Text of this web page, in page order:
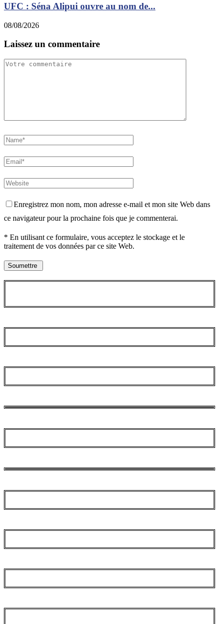
UFC : Séna Alipui ouvre au nom de...
08/08/2026
Laissez un commentaire
Enregistrez mon nom, mon adresse e-mail et mon site Web dans
ce navigateur pour la prochaine fois que je commenterai.
* En utilisant ce formulaire, vous acceptez le stockage et le
traitement de vos données par ce site Web.